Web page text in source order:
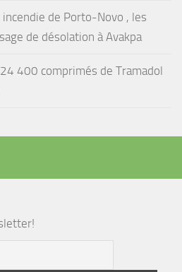
de Porto-Novo , les
de désolation à Avakpa
400 comprimés de Tramadol